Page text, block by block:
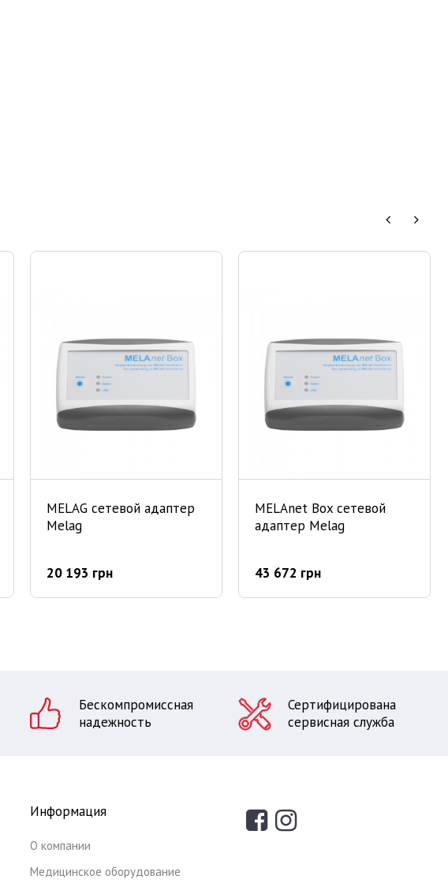
MELAG сетевой адаптер
Melag
20 193 грн
MELAnet Box сетевой
адаптер Melag
43 672 грн
Бескомпромиссная
надежность
Сертифицирована
сервисная служба
Информация
О компании
Медицинское оборудование